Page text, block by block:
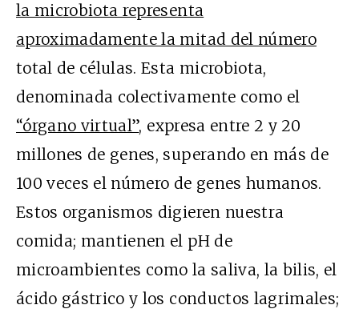
la microbiota representa
aproximadamente la mitad del número
total de células. Esta microbiota,
denominada colectivamente como el
“órgano virtual”, expresa entre 2 y 20
millones de genes, superando en más de
100 veces el número de genes humanos.
Estos organismos digieren nuestra
comida; mantienen el pH de
microambientes como la saliva, la bilis, el
ácido gástrico y los conductos lagrimales;